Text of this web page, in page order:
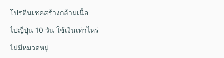
โปรตีนเชคสร้างกล้ามเนื้อ
ไปญี่ปุ่น 10 วัน ใช้เงินเท่าไหร่
ไม่มีหมวดหมู่